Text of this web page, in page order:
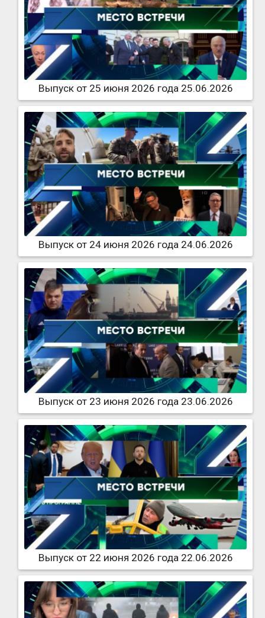
Выпуск от 25 июня 2026 года 25.06.2026
Выпуск от 24 июня 2026 года 24.06.2026
Выпуск от 23 июня 2026 года 23.06.2026
Выпуск от 22 июня 2026 года 22.06.2026